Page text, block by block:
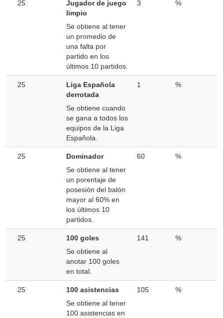
25
Jugador de juego
limpio
Se obtiene al tener
un promedio de
una falta por
partido en los
últimos 10 partidos.
3 %
25
Liga Española
derrotada
Se obtiene cuando
se gana a todos los
equipos de la Liga
Española.
1 %
25
Dominador
Se obtiene al tener
un porentaje de
posesión del balón
mayor al 60% en
los últimos 10
partidos.
60 %
25
100 goles
Se obtiene al
anotar 100 goles
en total.
141 %
25
100 asistencias
Se obtiene al tener
100 asistencias en
105 %